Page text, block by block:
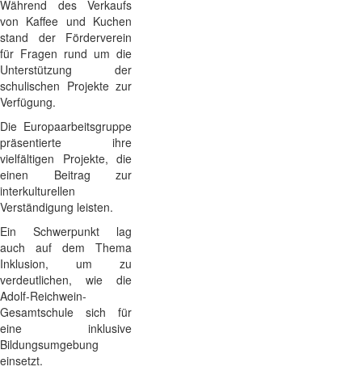
Während des Verkaufs
von Kaffee und Kuchen
stand der Förderverein
für Fragen rund um die
Unterstützung der
schulischen Projekte zur
Verfügung.
Die Europaarbeitsgruppe
präsentierte ihre
vielfältigen Projekte, die
einen Beitrag zur
interkulturellen
Verständigung leisten.
Ein Schwerpunkt lag
auch auf dem Thema
Inklusion, um zu
verdeutlichen, wie die
Adolf-Reichwein-
Gesamtschule sich für
eine inklusive
Bildungsumgebung
einsetzt.